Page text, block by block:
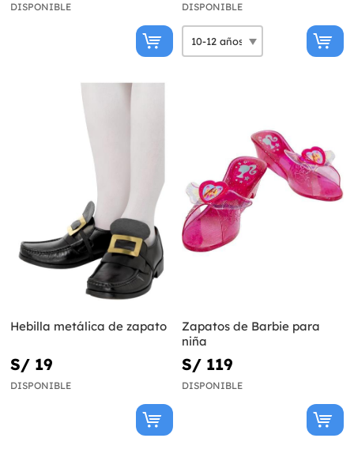
DISPONIBLE DISPONIBLE
Hebilla metálica de zapato
S/ 19
DISPONIBLE
Zapatos de Barbie para
niña
S/ 119
DISPONIBLE